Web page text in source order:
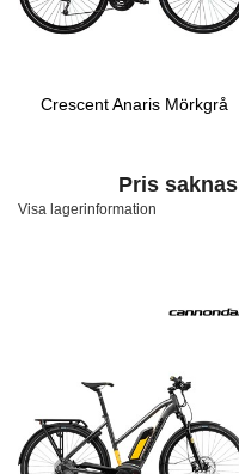
Crescent Anaris Mörkgrå
Pris saknas
Visa lagerinformation